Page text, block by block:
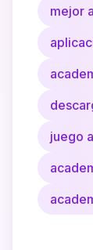
mejor
juego